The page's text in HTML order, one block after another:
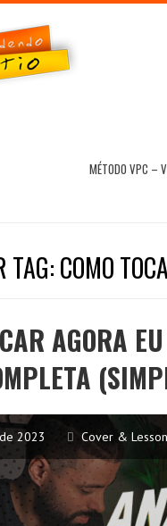
MÉTODO VPC –
TAG: COMO
AGORA
2023 Cover & Lesson